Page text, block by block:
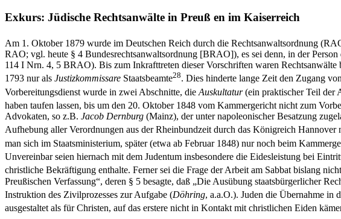
Exkurs: Jüdische Rechtsanwälte in Preuß en im Kaiserreich
Am 1. Oktober 1879 wurde im Deutschen Reich durch die Rechtsanwaltsordnung
RAO; vgl. heute § 4 Bundesrechtsanwaltsordnung [BRAO]), es sei denn, in der
114 I Nrn. 4, 5 BRAO). Bis zum Inkrafttreten dieser Vorschriften waren Rechtsanwälte
1793 nur als Justizkommissare Staatsbeamte28. Dies hinderte lange Zeit den Zugang
Vorbereitungsdienst wurde in zwei Abschnitte, die Auskultatur(ein praktischer Teil der
haben taufen lassen, bis um den 20. Oktober 1848 vom Kammergericht nicht zum
Advokaten, so z.B. Jacob Dernburg (Mainz), der unter napoleonischer Besatzung
Aufhebung aller Verordnungen aus der Rheinbundzeit durch das Königreich Hannover
man sich im Staatsministerium, später (etwa ab Februar 1848) nur noch beim
Unvereinbar seien hiernach mit dem Judentum insbesondere die Eidesleistung bei
christliche Bekräftigung enthalte. Ferner sei die Frage der Arbeit am Sabbat bislang
Preußischen Verfassung“, deren § 5 besagte, daß „Die Ausübung staatsbürgerlicher
Instruktion des Zivilprozesses zur Aufgabe (Döhring, a.a.O.). Juden die Übernahme in
ausgestaltet als für Christen, auf das erstere nicht in Kontakt mit christlichen Eiden